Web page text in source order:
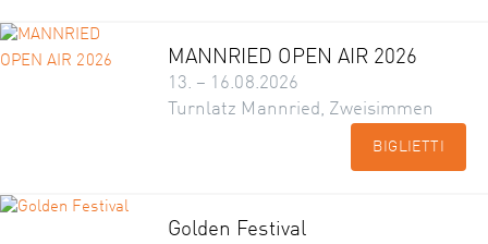
MANNRIED OPEN AIR 2026
13. – 16.08.2026
Turnlatz Mannried, Zweisimmen
BIGLIETTI
Golden Festival